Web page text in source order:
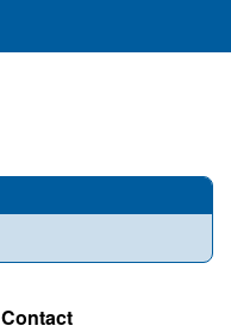
Contact